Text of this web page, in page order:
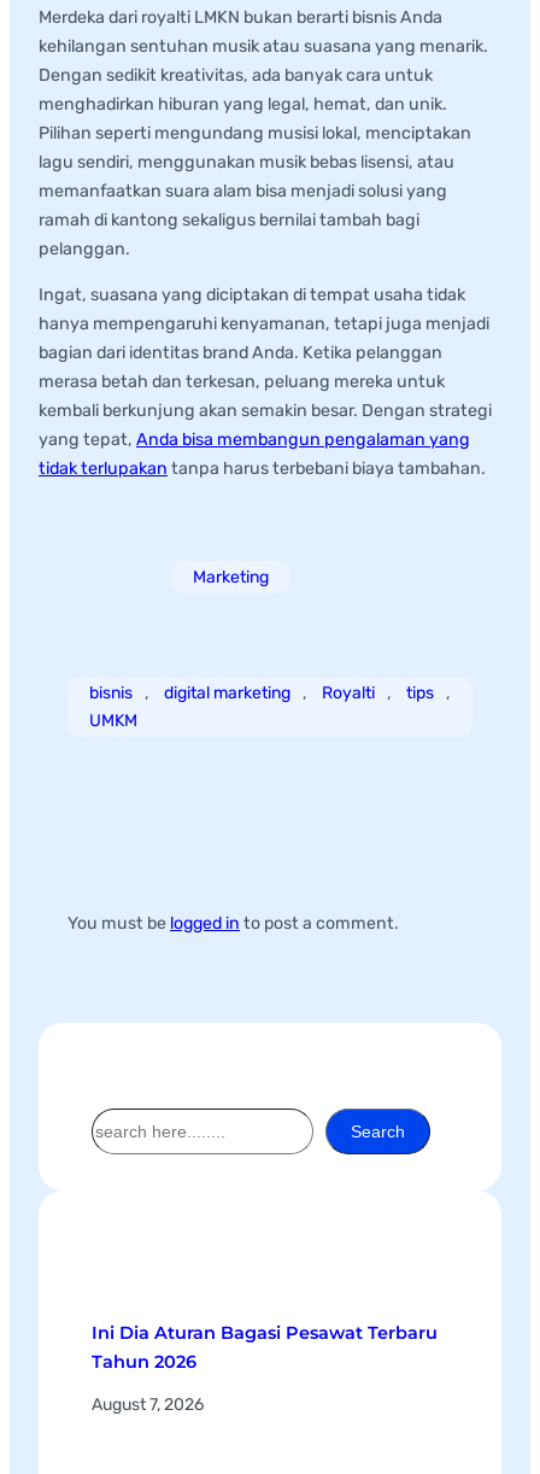
Merdeka dari royalti LMKN bukan berarti bisnis Anda
kehilangan sentuhan musik atau suasana yang menarik.
Dengan sedikit kreativitas, ada banyak cara untuk
menghadirkan hiburan yang legal, hemat, dan unik.
Pilihan seperti mengundang musisi lokal, menciptakan
lagu sendiri, menggunakan musik bebas lisensi, atau
memanfaatkan suara alam bisa menjadi solusi yang
ramah di kantong sekaligus bernilai tambah bagi
pelanggan.
Ingat, suasana yang diciptakan di tempat usaha tidak
hanya mempengaruhi kenyamanan, tetapi juga menjadi
bagian dari identitas brand Anda. Ketika pelanggan
merasa betah dan terkesan, peluang mereka untuk
kembali berkunjung akan semakin besar. Dengan strategi
yang tepat, Anda bisa membangun pengalaman yang
tidak terlupakan tanpa harus terbebani biaya tambahan.
Marketing
bisnis , digital marketing , Royalti , tips
UMKM
You must be logged in to post a comment.
S
e
Search
Ini Dia Aturan Bagasi Pesawat Terbaru
Tahun 2026
August 7, 2026